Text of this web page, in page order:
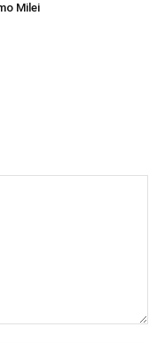
Milei